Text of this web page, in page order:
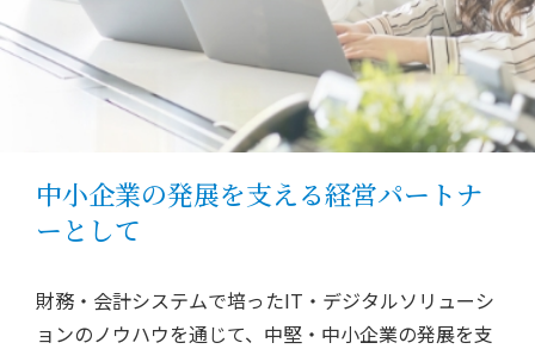
中小企業の発展を支える経営パートナ
ーとして
財務・会計システムで培ったIT・デジタルソリューシ
ョンのノウハウを通じて、中堅・中小企業の発展を支